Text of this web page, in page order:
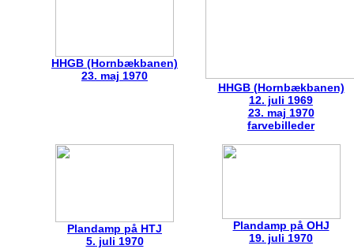
HHGB (Hornbækbanen)
23. maj 1970
HHGB (Hornbækbanen)
12. juli 1969
23. maj 1970
farvebilleder
Plandamp på HTJ
5. juli 1970
Plandamp på OHJ
19. juli 1970